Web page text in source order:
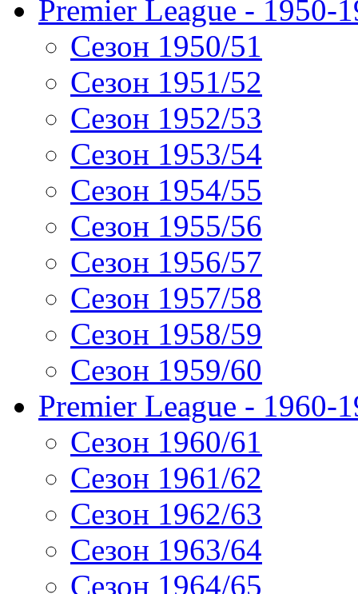
Premier League - 1950-
Сезон 1950/51
Сезон 1951/52
Сезон 1952/53
Сезон 1953/54
Сезон 1954/55
Сезон 1955/56
Сезон 1956/57
Сезон 1957/58
Сезон 1958/59
Сезон 1959/60
Premier League - 1960-
Сезон 1960/61
Сезон 1961/62
Сезон 1962/63
Сезон 1963/64
Сезон 1964/65